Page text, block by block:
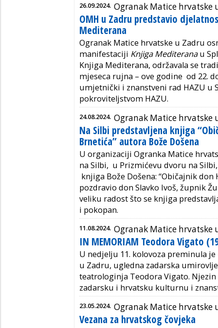
26.09.2024. Ogranak Matice hrvatske
OMH u Zadru predstavio
Mediterana
Ogranak Matice hrvatske u Zadru
manifestaciji Knjiga Mediteranau
Knjiga Mediterana, održavala se
mjeseca rujna – ove godine od 22.
umjetnički i znanstveni rad HAZU u
pokroviteljstvom HAZU.
24.08.2024. Ogranak Matice hrvatske
Na Silbi predstavljena knjiga
Brnetića” autora Bože Došena
U organizaciji Ogranka Matice
na Silbi, u Prizmićevu dvoru na
knjiga Bože Došena: “Običajnik
pozdravio don Slavko Ivoš, župnik
veliku radost što se knjiga
i pokopan.
11.08.2024. Ogranak Matice hrvatske
IN MEMORIAM Teodora Vigato
U nedjelju 11. kolovoza preminula
u Zadru, ugledna zadarska
teatrologinja Teodora Vigato.
zadarsku i hrvatsku kulturnu i
23.05.2024. Ogranak Matice hrvatske
Vezana za hrvatskog čovjeka